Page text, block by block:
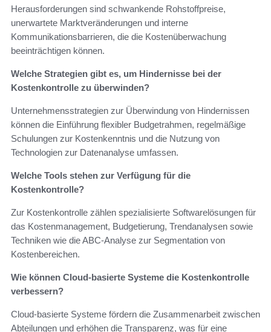
Herausforderungen sind schwankende Rohstoffpreise,
unerwartete Marktveränderungen und interne
Kommunikationsbarrieren, die die Kostenüberwachung
beeinträchtigen können.
Welche Strategien gibt es, um Hindernisse bei der
Kostenkontrolle zu überwinden?
Unternehmensstrategien zur Überwindung von Hindernissen
können die Einführung flexibler Budgetrahmen, regelmäßige
Schulungen zur Kostenkenntnis und die Nutzung von
Technologien zur Datenanalyse umfassen.
Welche Tools stehen zur Verfügung für die
Kostenkontrolle?
Zur Kostenkontrolle zählen spezialisierte Softwarelösungen für
das Kostenmanagement, Budgetierung, Trendanalysen sowie
Techniken wie die ABC-Analyse zur Segmentation von
Kostenbereichen.
Wie können Cloud-basierte Systeme die Kostenkontrolle
verbessern?
Cloud-basierte Systeme fördern die Zusammenarbeit zwischen
Abteilungen und erhöhen die Transparenz, was für eine